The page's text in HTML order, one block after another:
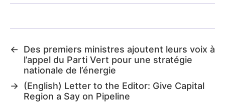
←
Des premiers ministres ajoutent leurs voix à
l’appel du Parti Vert pour une stratégie
nationale de l’énergie
→ (English) Letter to the Editor: Give Capital
Region a Say on Pipeline